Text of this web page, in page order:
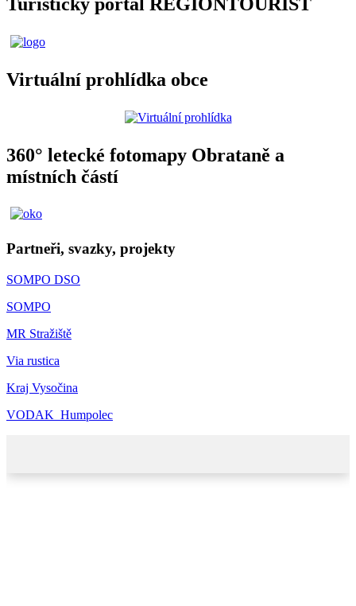
Virtuální prohlídka obce
360° letecké fotomapy Obrataně a
místních částí
Partneři, svazky, projekty
SOMPO DSO
SOMPO
MR Stražiště
Via rustica
Kraj Vysočina
VODAK_Humpolec